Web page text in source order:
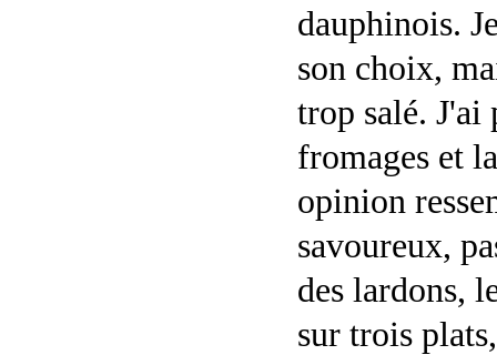
dauphinois.
son choix,
trop salé. J'ai
fromages et
opinion
savoureux,
des lardons,
sur trois